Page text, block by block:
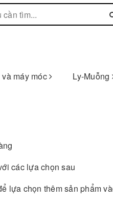
máy móc Ly-Muỗng
các lựa chọn sau
lựa chọn thêm sản phẩm